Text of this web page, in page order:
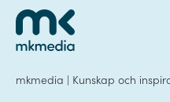
Gå till innehåll
mkmedia | Kunskap och